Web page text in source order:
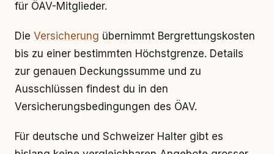
für ÖAV-Mitglieder.
Die Versicherung übernimmt Bergrettungskosten
bis zu einer bestimmten Höchstgrenze. Details
zur genauen Deckungssumme und zu
Ausschlüssen findest du in den
Versicherungsbedingungen des ÖAV.
Für deutsche und Schweizer Halter gibt es